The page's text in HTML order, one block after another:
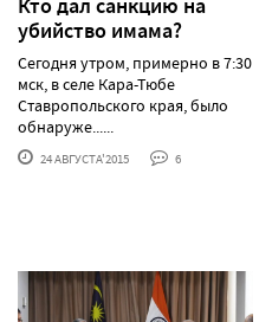
убийство имама?
Сегодня утром, примерно в 7:30
мск, в селе Кара-Тюбе
Ставропольского края, было
обнаруже......
24 АВГУСТА'2015 6